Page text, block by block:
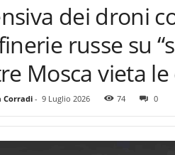
dei droni
russe su
Mosca vieta
Corradi- 9 Luglio 2026 74 0